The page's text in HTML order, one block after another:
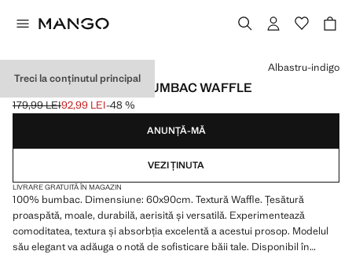
Treci la conținutul principal
COVOR DE BAIE DIN BUMBAC WAFFLE
Preț inițial tăiat [179,99 LEI ]
179,99 LEI
Preț actual [92,99 LEI ]
92,99 LEI-48 %
Selectează o culoare
Albastru-indigo
ANUNȚĂ-MĂ
VEZI ȚINUTA
LIVRARE GRATUITĂ ÎN MAGAZIN
100% bumbac. Dimensiune: 60x90cm. Textură Waffle. Țesătură
proaspătă, moale, durabilă, aerisită și versatilă. Experimentează
comoditatea, textura și absorbția excelentă a acestui prosop. Modelul
său elegant va adăuga o notă de sofisticare băii tale. Disponibil în